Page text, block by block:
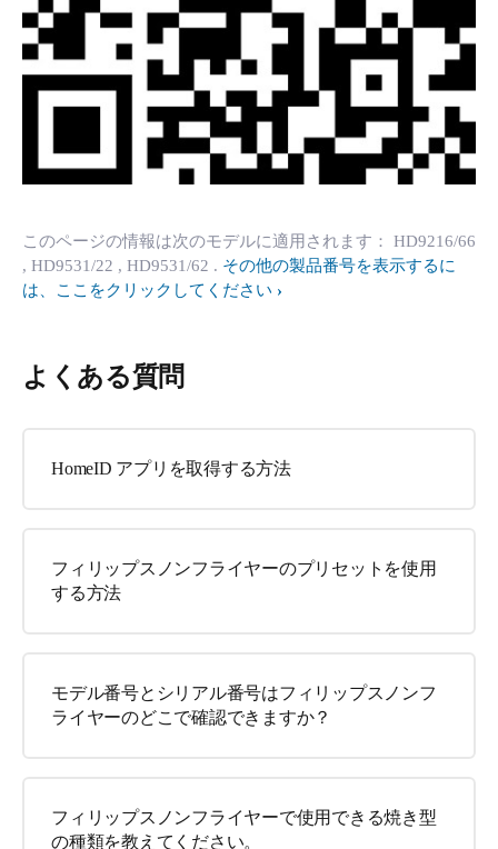
このページの情報は次のモデルに適用されます： HD9216/66
, HD9531/22 , HD9531/62 . その他の製品番号を表示するに
は、ここをクリックしてください
よくある質問
HomeID アプリを取得する方法
フィリップスノンフライヤーのプリセットを使用
する方法
モデル番号とシリアル番号はフィリップスノンフ
ライヤーのどこで確認できますか？
フィリップスノンフライヤーで使用できる焼き型
の種類を教えてください。